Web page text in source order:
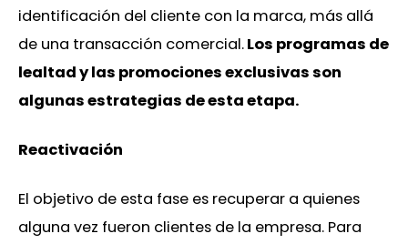
identificación del cliente con la marca, más allá
de una transacción comercial.Los programas de
lealtad y las promociones exclusivas son
algunas estrategias de esta etapa.
Reactivación
El objetivo de esta fase es recuperar a quienes
alguna vez fueron clientes de la empresa. Para